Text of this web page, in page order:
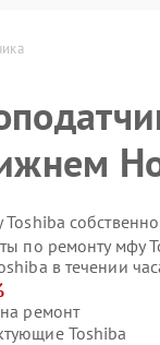
по ремонту мфу
в течении
ремонт
Toshiba